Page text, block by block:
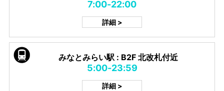
7:00-22:00
詳細 >
みなとみらい駅 : B2F 北改札付近
5:00-23:59
詳細 >